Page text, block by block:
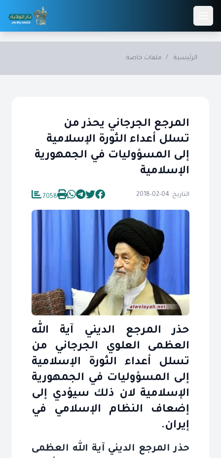
Skip to main content
الرئيسية / ملفات خاصة
المرجع الجرجاني يحذر من
تسلل أعداء الثورة الإسلامية
إلى المسؤوليات في الجمهورية
الإسلامية
التاريخ: 04-02-2018 7058
حذر المرجع الديني آية الله
العظمى العلوي الجرجاني من
تسلل أعداء الثورة الإسلامية
إلى المسؤوليات في الجمهورية
الإسلامية لان ذلك سيؤدي إلى
إضعاف النظام الإسلامي في
إيران.
حذر المرجع الديني آية الله العظمى